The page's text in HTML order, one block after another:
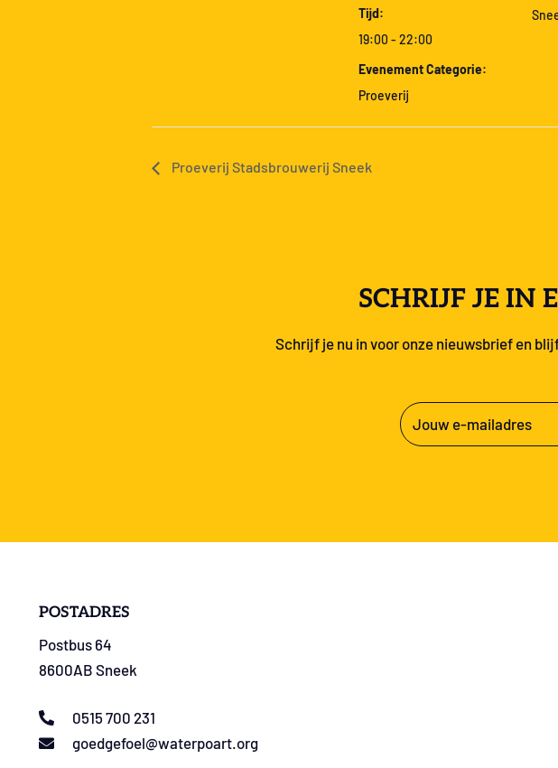
Tijd:
19:00 - 22:00
Evenement Categorie:
Proeverij
Proeverij Stadsbrouwerij Sneek
SCHRIJF JE IN
Schrijf je nu in voor onze nieuwsbrief en
E-
mailadres
POSTADRES
Postbus 64
8600AB Sneek
0515 700 231
goedgefoel@waterpoart.org